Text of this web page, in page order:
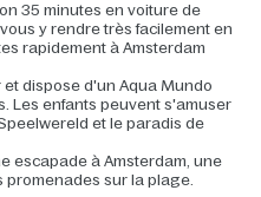
35 minutes en voiture de
y rendre très facilement en
rapidement à Amsterdam
dispose d'un Aqua Mundo
Les enfants peuvent s'amuser
et le paradis de
escapade à Amsterdam, une
sur la plage.